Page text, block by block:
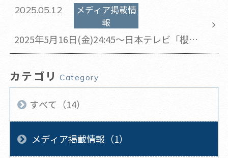
2025.05.12
メディア掲載情
報
2025年5月16日(金)24:45～日本テレビ「櫻井
信五の鬼スケ旅」で伊東園ホテルニューさく
カテゴリ Category
すべて（14）
メディア掲載情報（1）